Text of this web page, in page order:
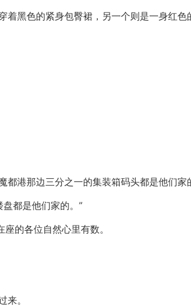
黑色的紧身包臀裙，另一个则是一身红色
都港那边三分之一的集装箱码头都是他们家
都是他们家的。”
的各位自然心里有数。
。